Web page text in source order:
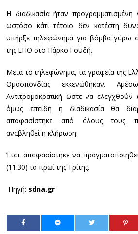
Η διαδικασία ήταν προγραμματισμένη
ωστόσο κάτι τέτοιο δεν κατέστη
υπήρξε τηλεφώνημα για βόμβα γύρω
της ΕΠΟ στο Πάρκο Γουδή.
Μετά το τηλεφώνημα, τα γραφεία της
Ομοσπονδίας εκκενώθηκαν.
Αντιτρομοκρατική ώστε να ελεγχθούν
όμως επειδή η διαδικασία θα
αποφασίστηκε από όλους τους
αναβληθεί η κλήρωση.
Έτσι αποφασίστηκε να
(11:30) το πρωί της Τρίτης.
Πηγή: sdna.gr